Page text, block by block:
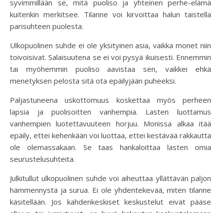
syvimmillään se, mitä puoliso ja yhteinen perhe-elämä
kuitenkin merkitsee. Tilanne voi kirvoittaa halun taistella
parisuhteen puolesta.
Ulkopuolinen suhde ei ole yksityinen asia, vaikka monet niin
toivoisivat. Salaisuutena se ei voi pysyä ikuisesti. Ennemmin
tai myöhemmin puoliso aavistaa sen, vaikkei ehkä
menetyksen pelosta sitä ota epäilyjään puheeksi.
Paljastuneena uskottomuus koskettaa myös perheen
lapsia ja puolisoitten vanhempia. Lasten luottamus
vanhempien luotettavuuteen horjuu. Monissa alkaa itää
epäily, ettei kehenkään voi luottaa, ettei kestävää rakkautta
ole olemassakaan. Se taas hankaloittaa lasten omia
seurustelusuhteita.
Julkitullut ulkopuolinen suhde voi aiheuttaa yllättävän paljon
hämmennystä ja surua. Ei ole yhdentekevää, miten tilanne
käsitellään. Jos kahdenkeskiset keskustelut eivät pääse